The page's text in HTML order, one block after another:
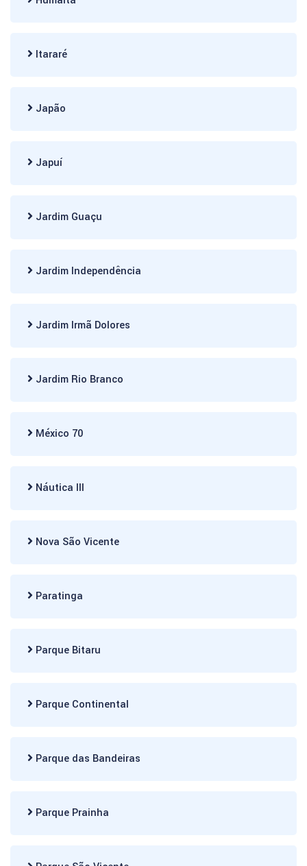
Itararé
Japão
Japuí
Jardim Guaçu
Jardim Independência
Jardim Irmã Dolores
Jardim Rio Branco
México 70
Náutica III
Nova São Vicente
Paratinga
Parque Bitaru
Parque Continental
Parque das Bandeiras
Parque Prainha